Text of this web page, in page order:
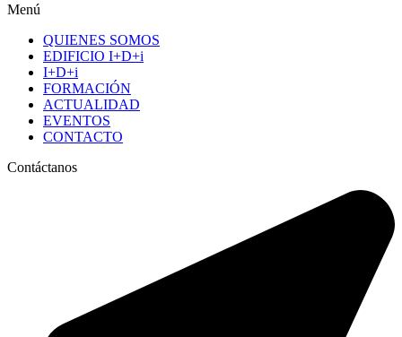
Menú
QUIENES SOMOS
EDIFICIO I+D+i
I+D+i
FORMACIÓN
ACTUALIDAD
EVENTOS
CONTACTO
Contáctanos